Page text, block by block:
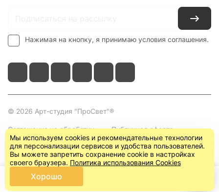
Нажимая на кнопку, я принимаю условия соглашения.
© 2026 Арт-студия "ПроСвет"®
Соглашение на обработку
персональных данных
Публичная оферта
(пользовательское
соглашение)
Главная Каталог
Мы используем cookies и рекомендательные технологии
для персонализации сервисов и удобства пользователей.
Вы можете запретить сохранение cookie в настройках
своего браузера. Политика использования Cookies
Хорошо